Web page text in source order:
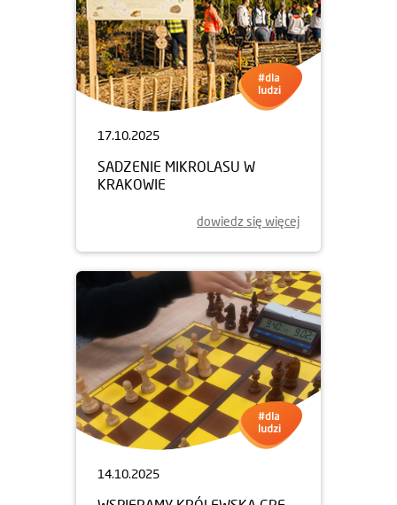
17.10.2025
SADZENIE MIKROLASU W
KRAKOWIE
dowiedz się więcej
14.10.2025